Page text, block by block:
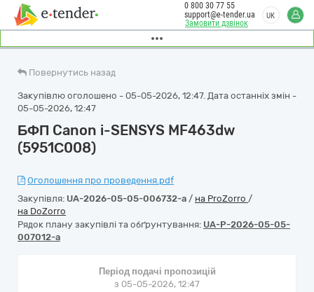
Замовити дзвінок
0 800 30 77 55
support@e-tender.ua
UK
Повернутись назад
Закупівлю оголошено - 05-05-2026, 12:47. Дата останніх змін -
05-05-2026, 12:47
БФП Canon i-SENSYS MF463dw
(5951С008)
Оголошення про проведення.pdf
Закупівля: UA-2026-05-05-006732-a / на ProZorro /
на DoZorro
Рядок плану закупівлі та обґрунтування: UA-P-2026-05-05-
007012-a
Період подачі пропозицій
з 05-05-2026, 12:47